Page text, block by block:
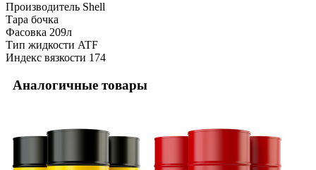
Производитель Shell
Тара бочка
Фасовка 209л
Тип жидкости ATF
Индекс вязкости 174
Аналогичные товары